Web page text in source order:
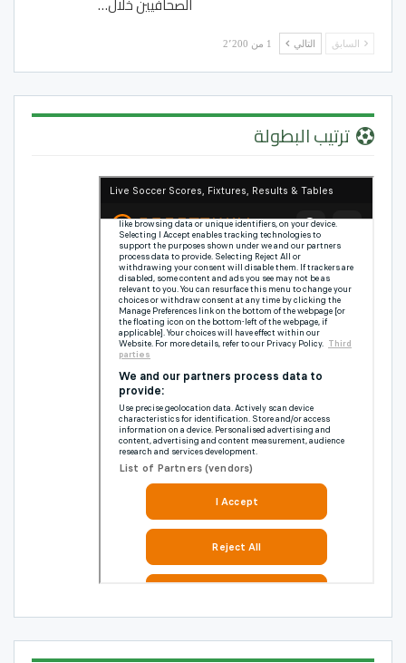
الصحافيين خلال…
السابق التالي 1 من 2٬200
ترتيب البطولة